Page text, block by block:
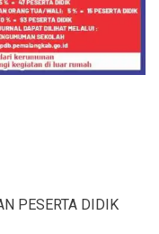
PESERTA DIDIK